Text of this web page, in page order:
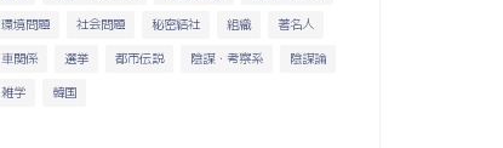
環境問題
社会問題 秘密結社 組織
著名人
車関係
選挙 都市伝説 陰謀・考察系
陰謀論
雑学
韓国